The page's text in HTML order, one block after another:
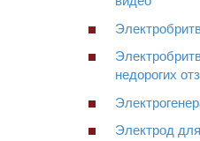
недорогих
Электрод